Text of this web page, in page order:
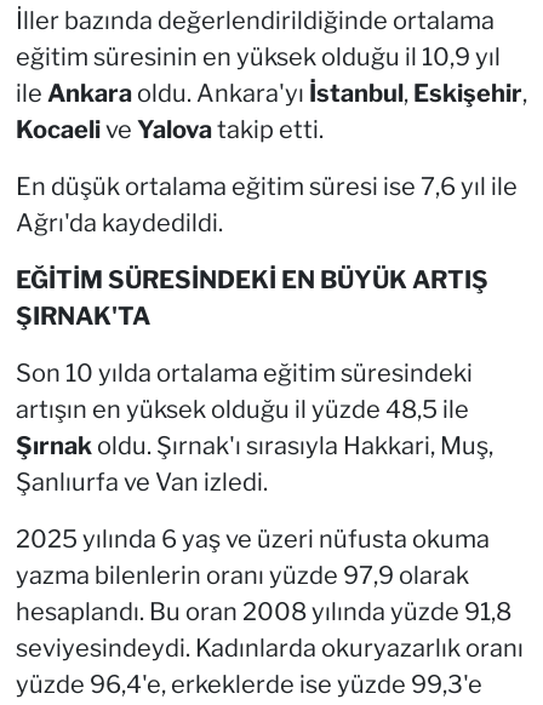
İller bazında değerlendirildiğinde ortalama
eğitim süresinin en yüksek olduğu il 10,9 yıl
ile Ankara oldu. Ankara'yı İstanbul, Eskişehir,
Kocaelive Yalovatakip etti.
En düşük ortalama eğitim süresi ise 7,6 yıl ile
Ağrı'da kaydedildi.
EĞİTİM SÜRESİNDEKİ EN BÜYÜK ARTIŞ
ŞIRNAK'TA
Son 10 yılda ortalama eğitim süresindeki
artışın en yüksek olduğu il yüzde 48,5 ile
Şırnak oldu. Şırnak'ı sırasıyla Hakkari, Muş,
Şanlıurfa ve Van izledi.
2025 yılında 6 yaş ve üzeri nüfusta okuma
yazma bilenlerin oranı yüzde 97,9 olarak
hesaplandı. Bu oran 2008 yılında yüzde 91,8
seviyesindeydi. Kadınlarda okuryazarlık oranı
yüzde 96,4'e, erkeklerde ise yüzde 99,3'e